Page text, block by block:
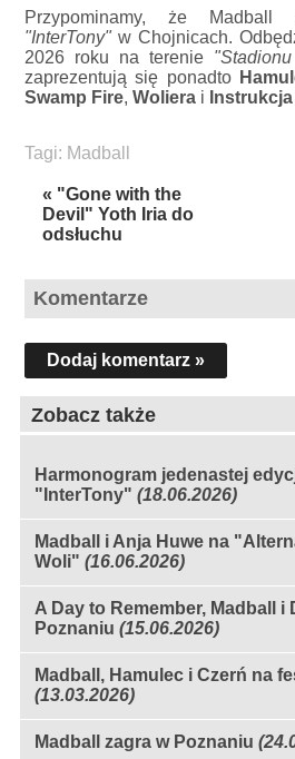
Przypominamy, że
"InterTony"w Chojnicach.
2026 roku na terenie
zaprezentują się ponadto
Swamp Fire,Woliera i
Tagi: Madball
« "Gone with the
Devil" Yoth Iria do
odsłuchu
Komentarze
Dodaj komentarz »
Zobacz także
Harmonogram jedenastej
"InterTony" (18.06.2026)
Madball i Anja Huwe na
Woli" (16.06.2026)
A Day to Remember, Madball i
Poznaniu (15.06.2026)
Madball, Hamulec i Czerń na
(13.03.2026)
Madball zagra w Poznaniu